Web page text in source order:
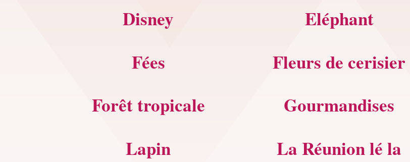
Disney
Eléphant
Fées
Fleurs de cerisier
Forêt tropicale
Gourmandises
Lapin
La Réunion lé la